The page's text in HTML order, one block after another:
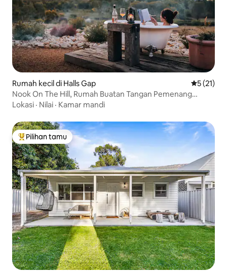
Rumah kecil di Halls Gap Nilai rata-
5 (21)
Nook On The Hill, Rumah Buatan Tangan Pemenang
Penghargaan
Lokasi · Nilai · Kamar mandi
Pilihan tamu terpopuler
Pilihan tamu